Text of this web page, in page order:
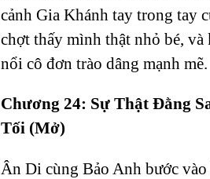
cảnh Gia Khánh tay trong tay
chợt thấy mình thật nhỏ bé,
nổi cô đơn trào dâng mạnh mẽ.
Chương 24: Sự Thật Đằng
Tối (Mở)
Ân Di cùng Bảo Anh bước